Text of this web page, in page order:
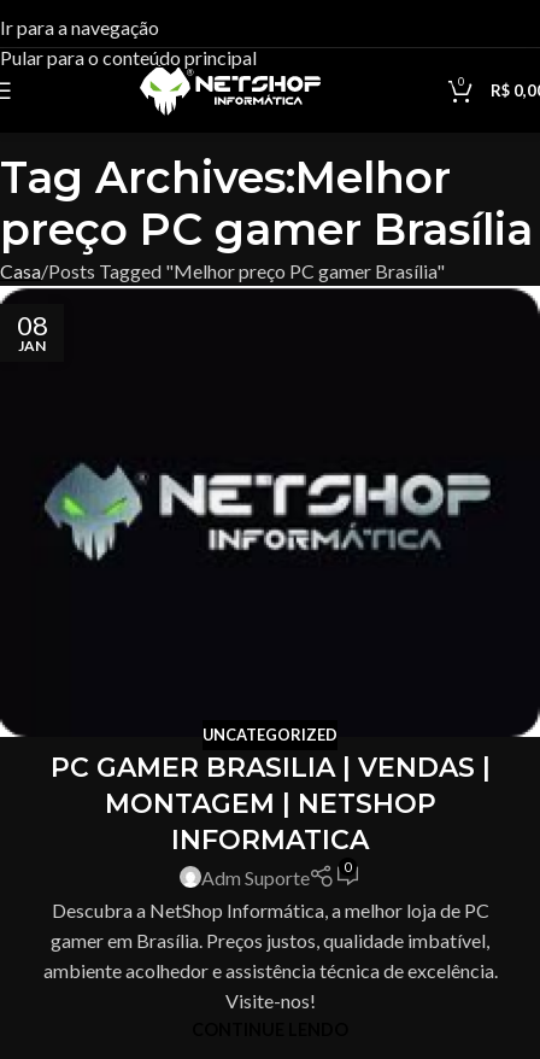
Ir para a navegação
Pular para o conteúdo principal
0 R$
Tag Archives:Melhor
preço PC gamer Brasília
Casa Posts Tagged "Melhor preço PC gamer Brasília"
08
JAN
UNCATEGORIZED
PC GAMER BRASILIA | VENDAS |
MONTAGEM | NETSHOP
INFORMATICA
Adm Suporte 0
Descubra a NetShop Informática, a melhor loja de PC
gamer em Brasília. Preços justos, qualidade imbatível,
ambiente acolhedor e assistência técnica de excelência.
Visite-nos!